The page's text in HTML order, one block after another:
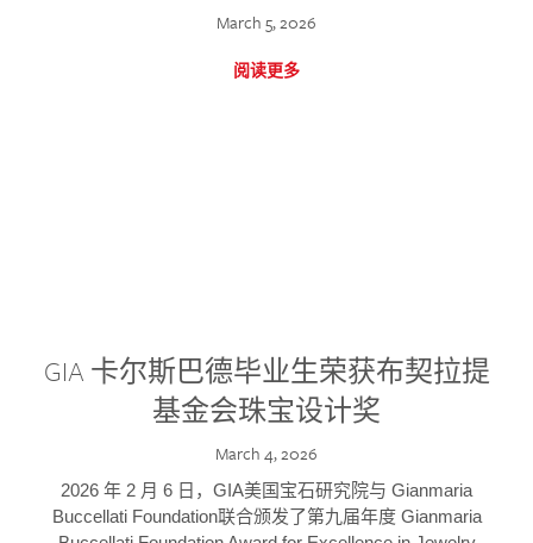
March 5, 2026
阅读更多
GIA 卡尔斯巴德毕业生荣获布契拉提
基金会珠宝设计奖
March 4, 2026
2026 年 2 月 6 日，GIA美国宝石研究院与 Gianmaria
Buccellati Foundation联合颁发了第九届年度 Gianmaria